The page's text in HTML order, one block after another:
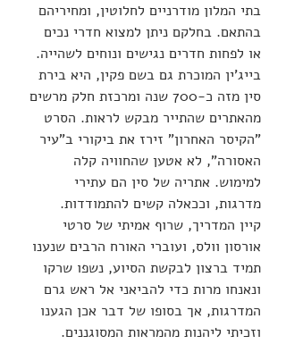
בתי המלון מודרניים לחלוטין, ומחיריהם
בהתאם. בחלקם ניתן למצוא חדרי נכים
או לפחות חדרים נגישים ונוחים לשהייה.
בייג'ין המוכרת גם בשם פקין, היא בירת
סין מזה כ-700 שנה ומרכזת חלק מרשים
מהאתרים שהתייר מבקש לראות. הסרט
"הקיסר האחרון" זירז את ביקורי ב"עיר
האסורה", לא אטען שהחוויה קלה
למימוש. אתריה של סין הם עתירי
מדרגות, וככאלה קשים להתמודדות.
קיין המדריך, שרוף אמיתי של סרטי
אורסון וולס, ועוברי האורח הרבים שנענו
תמיד ברצון לבקשת הסיוע, נשפו שרקו
ונאנחו מרות כדי להביאני אל ראש גרם
המדרגות, אך בסופו של דבר אכן הגענו
וזכיתי ליהנות מהמראות המסוגננים.